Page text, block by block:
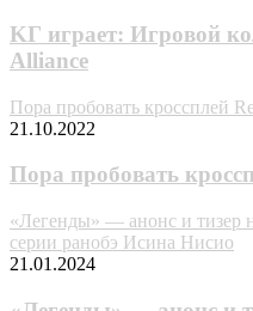
KГ игpaeт: Игровой
Alliance
Пора пробовать кроссплей
21.10.2022
Пора пробовать
«Легенды» — анонс и тизер
серии ранобэ Исина Нисио
21.01.2024